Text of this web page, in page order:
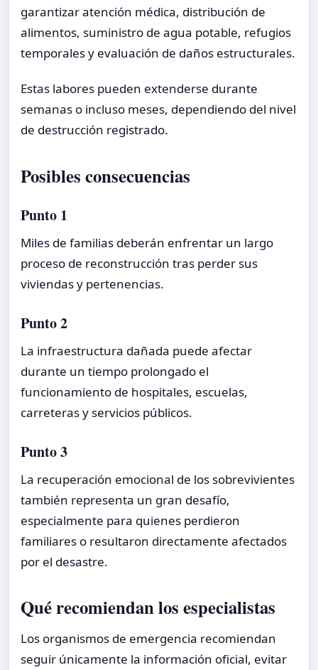
garantizar atención médica, distribución de
alimentos, suministro de agua potable, refugios
temporales y evaluación de daños estructurales.
Estas labores pueden extenderse durante
semanas o incluso meses, dependiendo del nivel
de destrucción registrado.
Posibles consecuencias
Punto 1
Miles de familias deberán enfrentar un largo
proceso de reconstrucción tras perder sus
viviendas y pertenencias.
Punto 2
La infraestructura dañada puede afectar
durante un tiempo prolongado el
funcionamiento de hospitales, escuelas,
carreteras y servicios públicos.
Punto 3
La recuperación emocional de los sobrevivientes
también representa un gran desafío,
especialmente para quienes perdieron
familiares o resultaron directamente afectados
por el desastre.
Qué recomiendan los especialistas
Los organismos de emergencia recomiendan
seguir únicamente la información oficial, evitar